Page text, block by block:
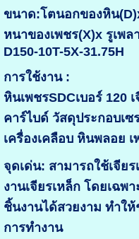
ขนาด:โตนอกของหิน
หนาของเพชร(X)x รูเพล
D150-10T-5X-31.75H
การใช้งาน :
หินเพชรSDCเบอร์ 120
คาร์ไบด์ วัสดุประกอบเ
เครื่องเคลือบ หินพลอย
จุดเด่น: สามารถใช้เจีย
งานเจียรเหล็ก โดยเฉพ
ชิ้นงานได้สวยงาม ทำใ
การทำงาน